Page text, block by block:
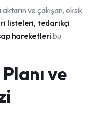
ve çakışan, eksik
listeleri, tedarikçi
hareketleribu
ve